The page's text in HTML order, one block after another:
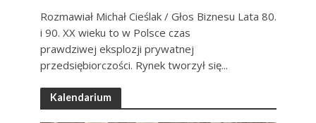
Rozmawiał Michał Cieślak / Głos Biznesu Lata 80.
i 90. XX wieku to w Polsce czas
prawdziwej eksplozji prywatnej
przedsiębiorczości. Rynek tworzył się...
Kalendarium